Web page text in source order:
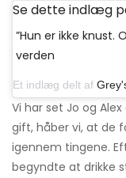
Se dette indlæg
”Hun er ikke knust.
verden
Et indlæg delt af
Vi har set Jo og
gift, håber vi, at de
igennem tingene.
begyndte at drikke